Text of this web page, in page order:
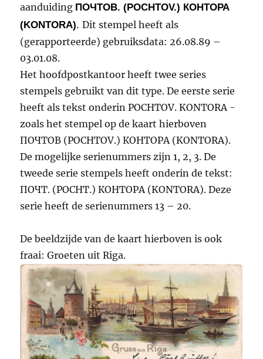
aanduiding ПОЧТОВ. (POCHTOV.) КОНТОРА
(KONTORA).Dit stempel heeft als
(gerapporteerde) gebruiksdata: 26.08.89 –
03.01.08.
Het hoofdpostkantoor heeft twee series
stempels gebruikt van dit type. De eerste serie
heeft als tekst onderin POCHTOV. KONTORA -
zoals het stempel op de kaart hierboven
ПОЧТОВ (POCHTOV.) КОНТОРА (KONTORA).
De mogelijke serienummers zijn 1, 2, 3. De
tweede serie stempels heeft onderin de tekst:
ПОЧТ. (POCHT.) КОНТОРА (KONTORA). Deze
serie heeft de serienummers 13 – 20.
De beeldzijde van de kaart hierboven is ook
fraai: Groeten uit Riga.